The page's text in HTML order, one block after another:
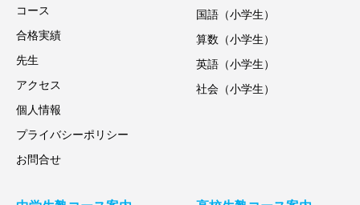
コース
合格実績
先生
アクセス
個人情報
プライバシーポリシー
お問合せ
国語（小学生）
算数（小学生）
英語（小学生）
社会（小学生）